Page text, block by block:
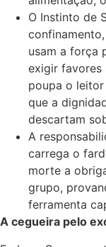
O Instinto de
usam a força
exigir favores
poupa o
que a
descartam
A
carrega o
morte a
grupo,
ferramenta
A cegueira pelo